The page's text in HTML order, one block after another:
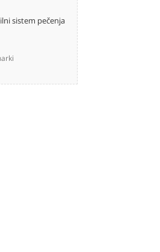
sistem pečenja